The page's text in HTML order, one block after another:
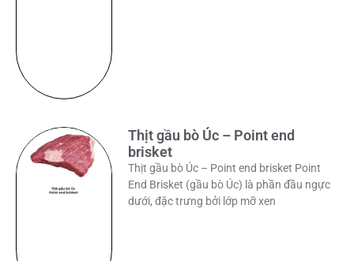
Thịt gầu bò Úc – Point end
brisket
Thịt gầu bò Úc – Point end brisket Point
End Brisket (gầu bò Úc) là phần đầu ngực
dưới, đặc trưng bởi lớp mỡ xen